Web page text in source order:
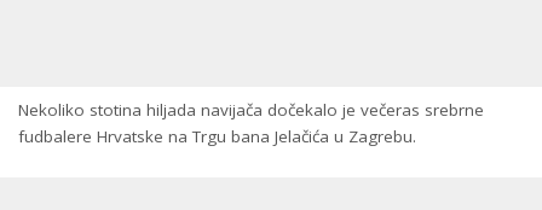
Nekoliko stotina hiljada navijača dočekalo je večeras srebrne
fudbalere Hrvatske na Trgu bana Jelačića u Zagrebu.